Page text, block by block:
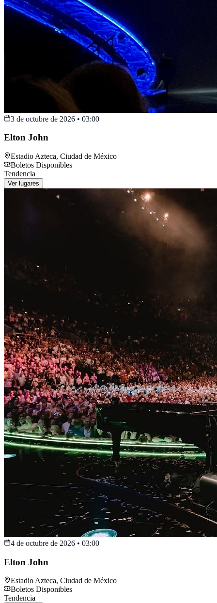
3 de octubre de 2026 • 03:00
Elton John
Estadio Azteca, Ciudad de México
Boletos Disponibles
Tendencia
Ver lugares
4 de octubre de 2026 • 03:00
Elton John
Estadio Azteca, Ciudad de México
Boletos Disponibles
Tendencia